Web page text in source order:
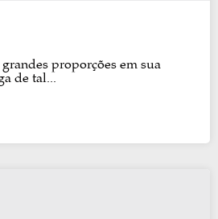
proporções em sua
de tal...